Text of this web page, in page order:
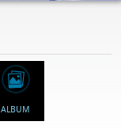
ALBUM